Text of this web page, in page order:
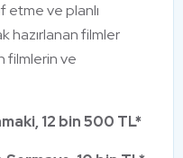
etme ve planlı
hazırlanan filmler
filmlerin ve
12 bin 500 TL*